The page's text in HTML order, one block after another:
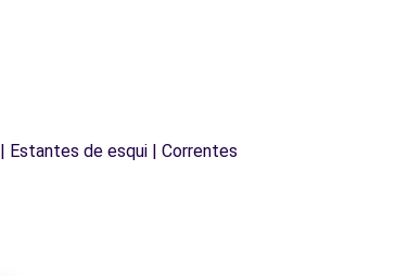
Estantes de esqui | Correntes